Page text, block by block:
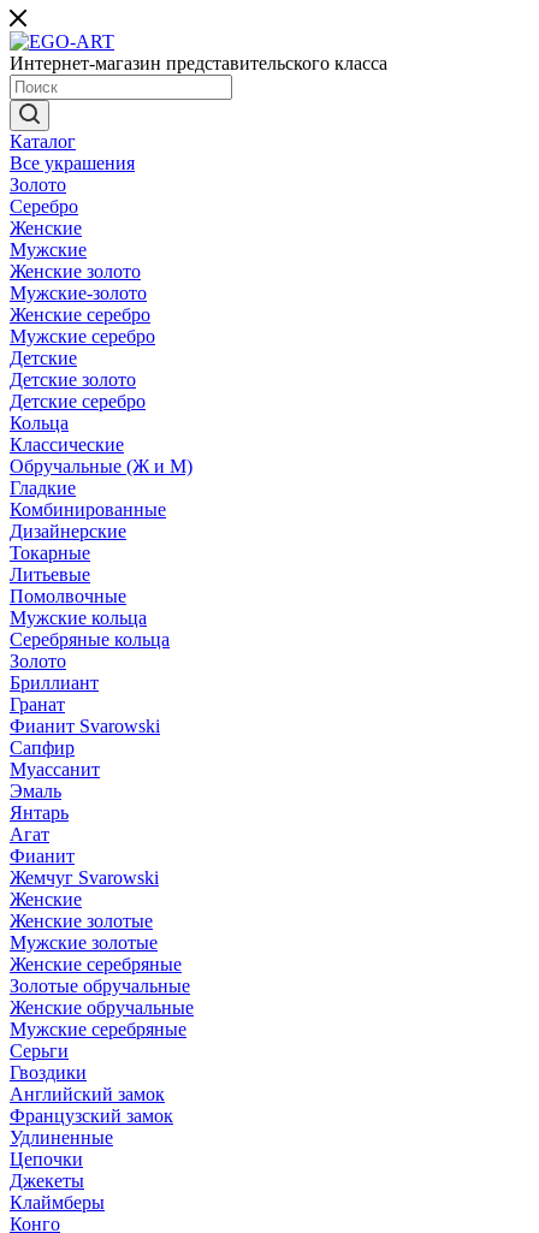
Интернет-магазин представительского класса
Каталог
Все украшения
Золото
Серебро
Женские
Мужские
Женские золото
Мужские-золото
Женские серебро
Мужские серебро
Детские
Детские золото
Детские серебро
Кольца
Классические
Обручальные (Ж и М)
Гладкие
Комбинированные
Дизайнерские
Токарные
Литьевые
Помолвочные
Мужские кольца
Серебряные кольца
Золото
Бриллиант
Гранат
Фианит Svarowski
Сапфир
Муассанит
Эмаль
Янтарь
Агат
Фианит
Жемчуг Svarowski
Женские
Женские золотые
Мужские золотые
Женские серебряные
Золотые обручальные
Женские обручальные
Мужские серебряные
Серьги
Гвоздики
Английский замок
Французский замок
Удлиненные
Цепочки
Джекеты
Клаймберы
Конго